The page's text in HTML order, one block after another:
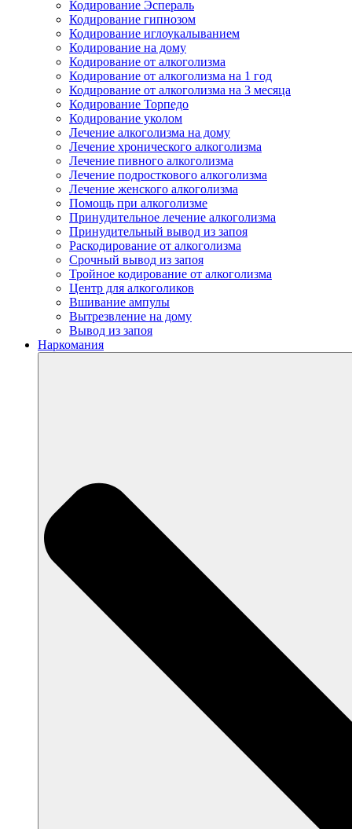
Кодирование Эспераль
Кодирование гипнозом
Кодирование иглоукалыванием
Кодирование на дому
Кодирование от алкоголизма
Кодирование от алкоголизма на 1 год
Кодирование от алкоголизма на 3 месяца
Кодирование Торпедо
Кодирование уколом
Лечение алкоголизма на дому
Лечение хронического алкоголизма
Лечение пивного алкоголизма
Лечение подросткового алкоголизма
Лечение женского алкоголизма
Помощь при алкоголизме
Принудительное лечение алкоголизма
Принудительный вывод из запоя
Раскодирование от алкоголизма
Срочный вывод из запоя
Тройное кодирование от алкоголизма
Центр для алкоголиков
Вшивание ампулы
Вытрезвление на дому
Вывод из запоя
Наркомания